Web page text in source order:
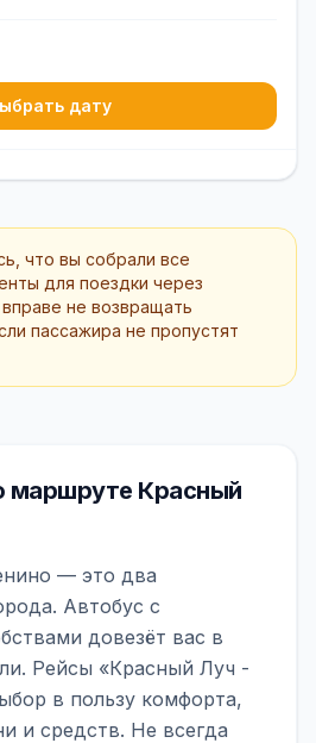
дату
что вы собрали все
для поездки через
не возвращать
пассажира не пропустят
маршруте Красный
— это два
Автобус с
довезёт вас в
Рейсы «Красный Луч -
в пользу комфорта,
и средств. Не всегда